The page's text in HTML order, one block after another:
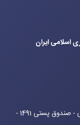
اسلامی ایران
بزرگراه چمران - محل دائمی نمایشگاههای بین المللی - صندوق پستی 1491 -